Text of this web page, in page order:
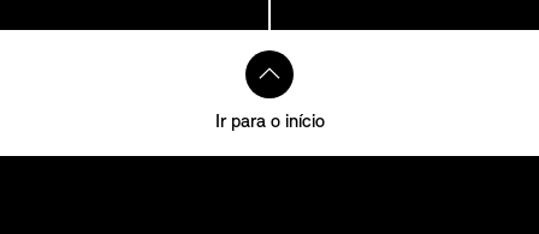
Ir para o início